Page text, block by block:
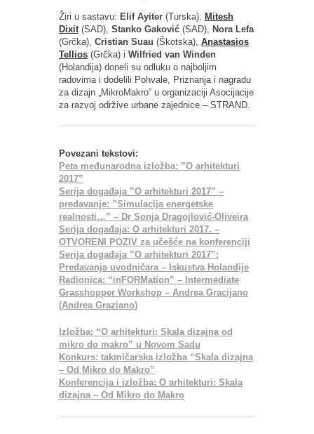
Žiri u sastavu: Elif Ayiter (Turska), Mitesh
Dixit (SAD), Stanko Gaković (SAD), Nora Lefa
(Grčka), Cristian Suau (Škotska), Anastasios
Tellios (Grčka) i Wilfried van Winden
(Holandija) doneli su odluku o najboljim
radovima i dodelili Pohvale, Priznanja i nagradu
za dizajn „MikroMakro” u organizaciji Asocijacije
za razvoj održive urbane zajednice – STRAND.
Povezani tekstovi:
Peta međunarodna izložba: ”O arhitekturi
2017”
Serija događaja ”O arhitekturi 2017” –
predavanje: ”Simulacija energetske
realnosti…” – Dr Sonja Dragojlović-Oliveira
Serija događaja: O arhitekturi 2017. –
OTVORENI POZIV za učešće na konferenciji
Serija događaja ”O arhitekturi 2017”:
Predavanja uvodničara – Iskustva Holandije
Radionica: “inFORMation” – Intermediate
Grasshopper Workshop – Andrea Gracijano
(Andrea Graziano)
Izložba: “O arhitekturi: Skala dizajna od
mikro do makro” u Novom Sadu
Konkurs: takmičarska izložba “Skala dizajna
– Od Mikro do Makro”
Konferencija i izložba: O arhitekturi: Skala
dizajna – Od Mikro do Makro